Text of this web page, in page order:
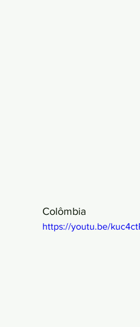
Colômbia
https://youtu.be/